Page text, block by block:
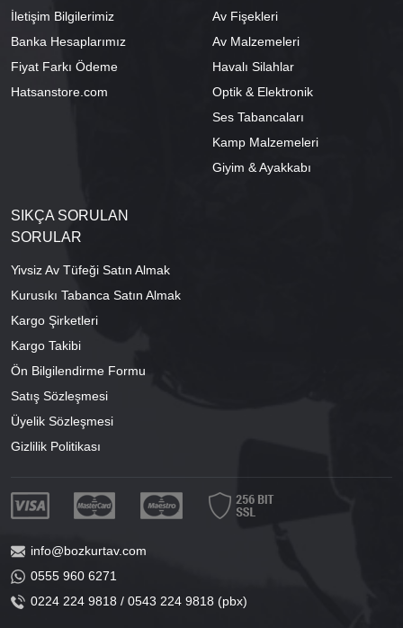
İletişim Bilgilerimiz
Banka Hesaplarımız
Fiyat Farkı Ödeme
Hatsanstore.com
Av Fişekleri
Av Malzemeleri
Havalı Silahlar
Optik & Elektronik
Ses Tabancaları
Kamp Malzemeleri
Giyim & Ayakkabı
SIKÇA SORULAN
SORULAR
Yivsiz Av Tüfeği Satın Almak
Kurusıkı Tabanca Satın Almak
Kargo Şirketleri
Kargo Takibi
Ön Bilgilendirme Formu
Satış Sözleşmesi
Üyelik Sözleşmesi
Gizlilik Politikası
info@bozkurtav.com
0555 960 6271
0224 224 9818 / 0543 224 9818 (pbx)